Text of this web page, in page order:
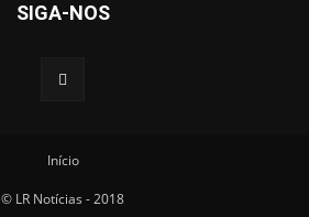
SIGA-NOS
Início
© LR Notícias - 2018